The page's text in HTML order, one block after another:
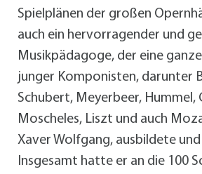
Spielplänen der großen
auch ein hervorragender und
Musikpädagoge, der eine
junger Komponisten, darunter
Schubert, Meyerbeer, Hummel,
Moscheles, Liszt und auch
Xaver Wolfgang, ausbildete
Insgesamt hatte er an die 100